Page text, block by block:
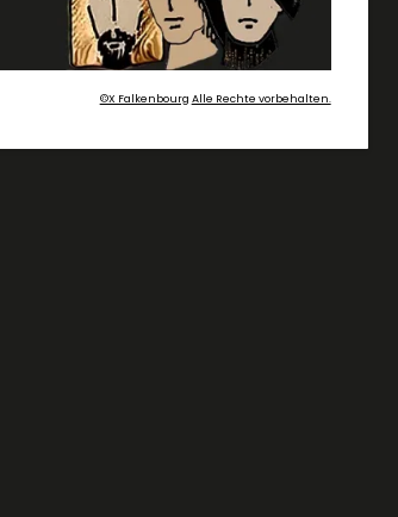
©X Falkenbourg Alle Rechte vorbehalten.